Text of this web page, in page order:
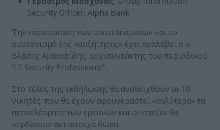
Security Officer, Alpha Bank
Την παρουσίαση των αποτελεσμάτων και το
συντονισμό της «συζήτησης» έχει αναλάβει ο κ.
Βλάσης Αμανατίδης, αρχισυντάκτης του περιοδικού
“IT Security Professional”.
Στο τέλος της εκδήλωσης θα αναδειχθούν οι 10
νικητές, που θα έχουν αφουγκραστεί «καλύτερα» τα
αποτελέσματα των ερευνών και οι οποίοι θα
κερδίσουν αντίστοιχα δώρα.